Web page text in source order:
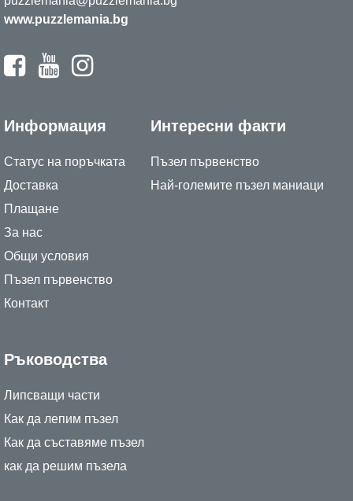
www.puzzlemania.bg
Информация
Статус на поръчката
Доставка
Плащане
За нас
Общи условия
Пъзел първенство
Контакт
Интересни факти
Пъзел първенство
Най-големите пъзел маниаци
Ръководства
Липсващи части
Как да лепим пъзел
Как да съставяме пъзел
как да решим пъзела